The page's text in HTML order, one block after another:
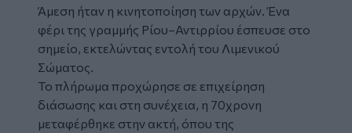
Άμεση ήταν η κινητοποίηση των αρχών. Ένα
φέρι της γραμμής Ρίου–Αντιρρίου έσπευσε στο
σημείο, εκτελώντας εντολή του Λιμενικού
Σώματος.
Το πλήρωμα προχώρησε σε επιχείρηση
διάσωσης και στη συνέχεια, η 70χρονη
μεταφέρθηκε στην ακτή, όπου της